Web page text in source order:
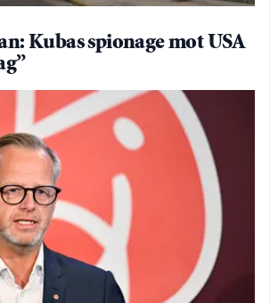
Kubas spionage mot USA